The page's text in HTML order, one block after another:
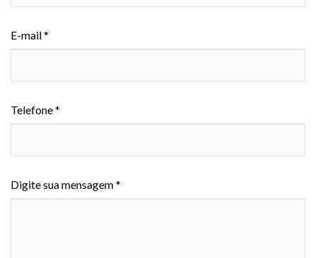
E-mail *
Telefone *
Digite sua mensagem *